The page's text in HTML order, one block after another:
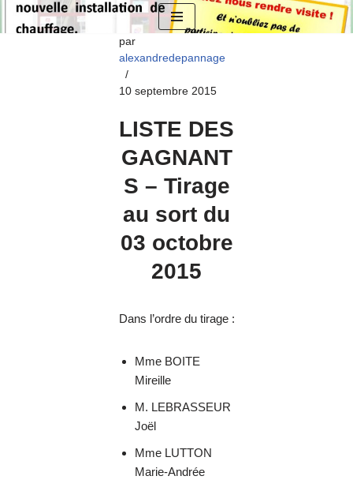
par
alexandredepannage
10 septembre 2015
LISTE DES
GAGNANT
S – Tirage
au sort du
03 octobre
2015
Dans l’ordre du tirage :
Mme BOITE
Mireille
M. LEBRASSEUR
Joël
Mme LUTTON
Marie-Andrée